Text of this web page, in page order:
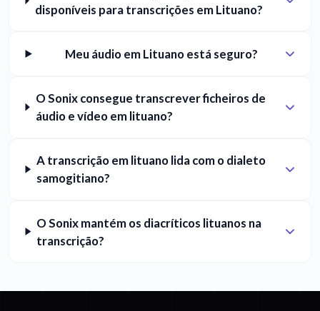
disponíveis para transcrições em Lituano?
Meu áudio em Lituano está seguro?
O Sonix consegue transcrever ficheiros de
áudio e vídeo em lituano?
A transcrição em lituano lida com o dialeto
samogitiano?
O Sonix mantém os diacríticos lituanos na
transcrição?